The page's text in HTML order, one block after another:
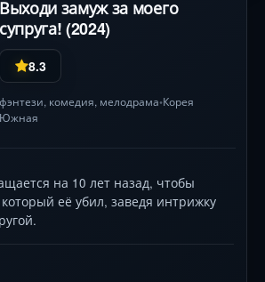
Выходи замуж за моего
супруга! (2024)
8.3
фэнтези, комедия, мелодрама•Корея
Южная
на 10 лет назад, чтобы
её убил, заведя интрижку